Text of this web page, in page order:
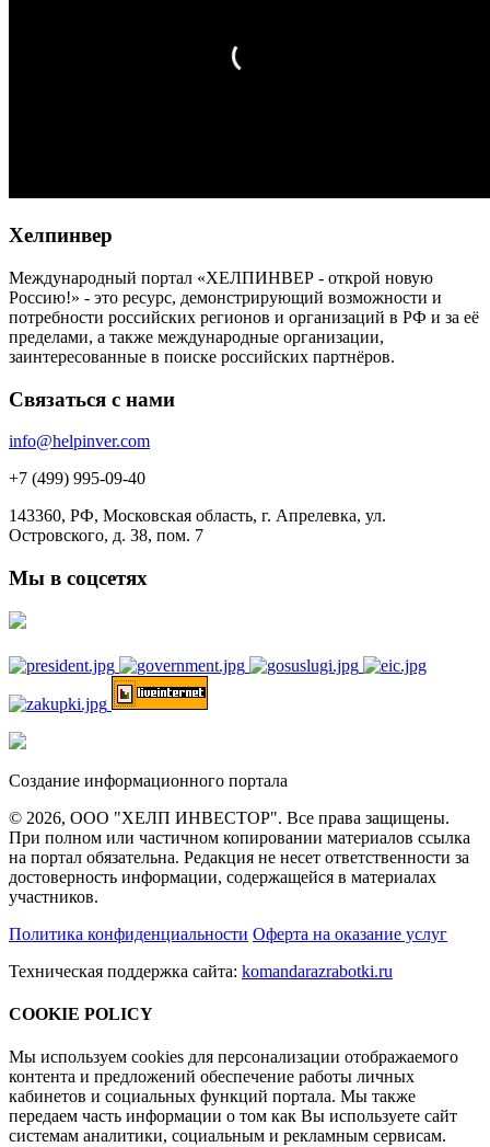
Хелпинвер
Международный портал «ХЕЛПИНВЕР - открой новую
Россию!» - это ресурс, демонстрирующий возможности и
потребности российских регионов и организаций в РФ и за её
пределами, а также международные организации,
заинтересованные в поиске российских партнёров.
Связаться с нами
info@helpinver.com
+7 (499) 995-09-40
143360, РФ, Московская область, г. Апрелевка, ул.
Островского, д. 38, пом. 7
Мы в соцсетях
Создание информационного портала
© 2026, ООО "ХЕЛП ИНВЕСТОР". Все права защищены.
При полном или частичном копировании материалов ссылка
на портал обязательна. Редакция не несет ответственности за
достоверность информации, содержащейся в материалах
участников.
Политика конфиденциальности Оферта на оказание услуг
Техническая поддержка сайта: komandarazrabotki.ru
COOKIE POLICY
Мы используем cookies для персонализации отображаемого
контента и предложений обеспечение работы личных
кабинетов и социальных функций портала. Мы также
передаем часть информации о том как Вы используете сайт
системам аналитики, социальным и рекламным сервисам.